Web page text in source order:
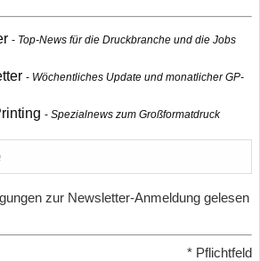
Top-News für die Druckbranche und die Jobs
Wöchentliches Update und monatlicher GP-
Spezialnews zum Großformatdruck
zur Newsletter-Anmeldung gelesen
* Pflichtfeld